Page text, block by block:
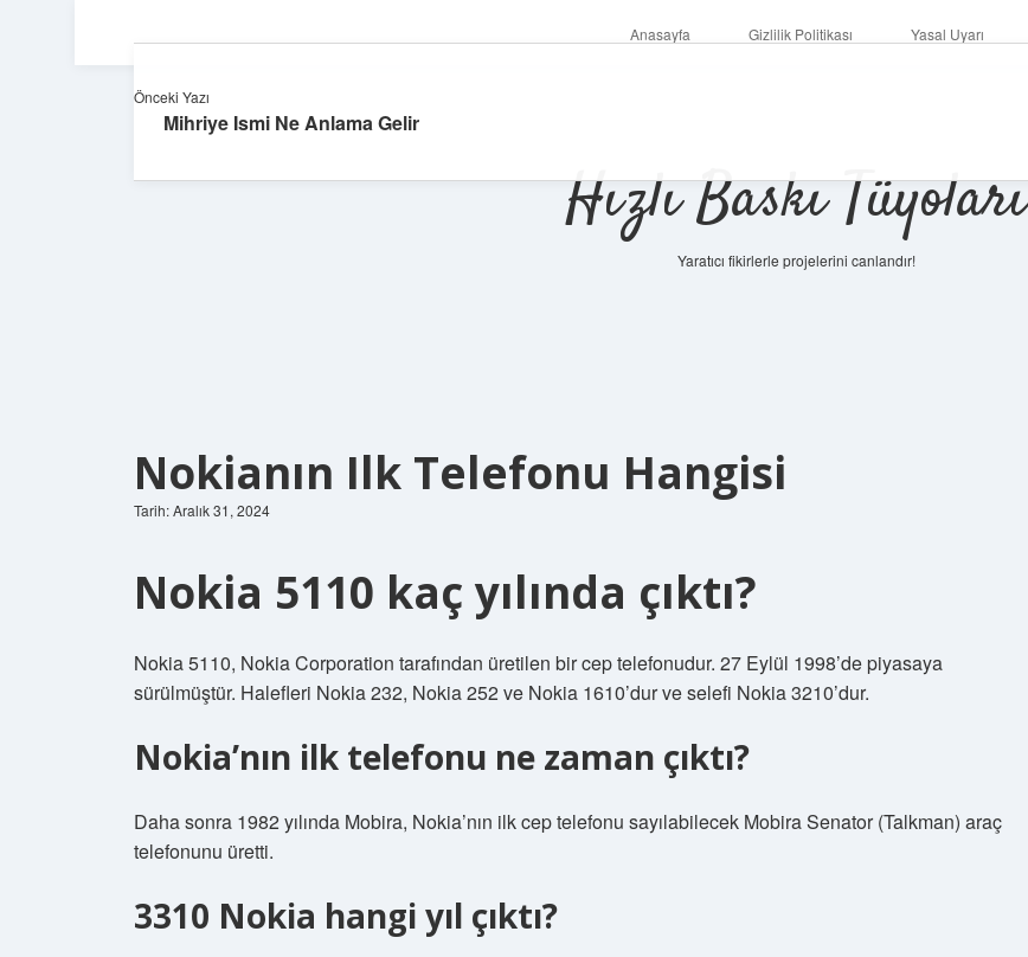
Anasayfa Gizlilik Politikası Yasal Uyarı
Hızlı Baskı Tüyoları
Yaratıcı fikirlerle projelerini canlandır!
Nokianın Ilk Telefonu Hangisi
Tarih: Aralık 31, 2024
Nokia 5110 kaç yılında çıktı?
Nokia 5110, Nokia Corporation tarafından üretilen bir cep telefonudur. 27 Eylül 1998’de piyasaya
sürülmüştür. Halefleri Nokia 232, Nokia 252 ve Nokia 1610’dur ve selefi Nokia 3210’dur.
Nokia’nın ilk telefonu ne zaman çıktı?
Daha sonra 1982 yılında Mobira, Nokia’nın ilk cep telefonu sayılabilecek Mobira Senator (Talkman) araç
telefonunu üretti.
3310 Nokia hangi yıl çıktı?
Önceki Yazı
Mihriye Ismi Ne Anlama Gelir